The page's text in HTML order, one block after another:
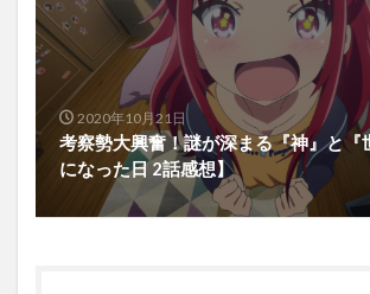
2020年10月21日
考察勢大興奮！謎が深まる『神』と『
になった日 2話感想】